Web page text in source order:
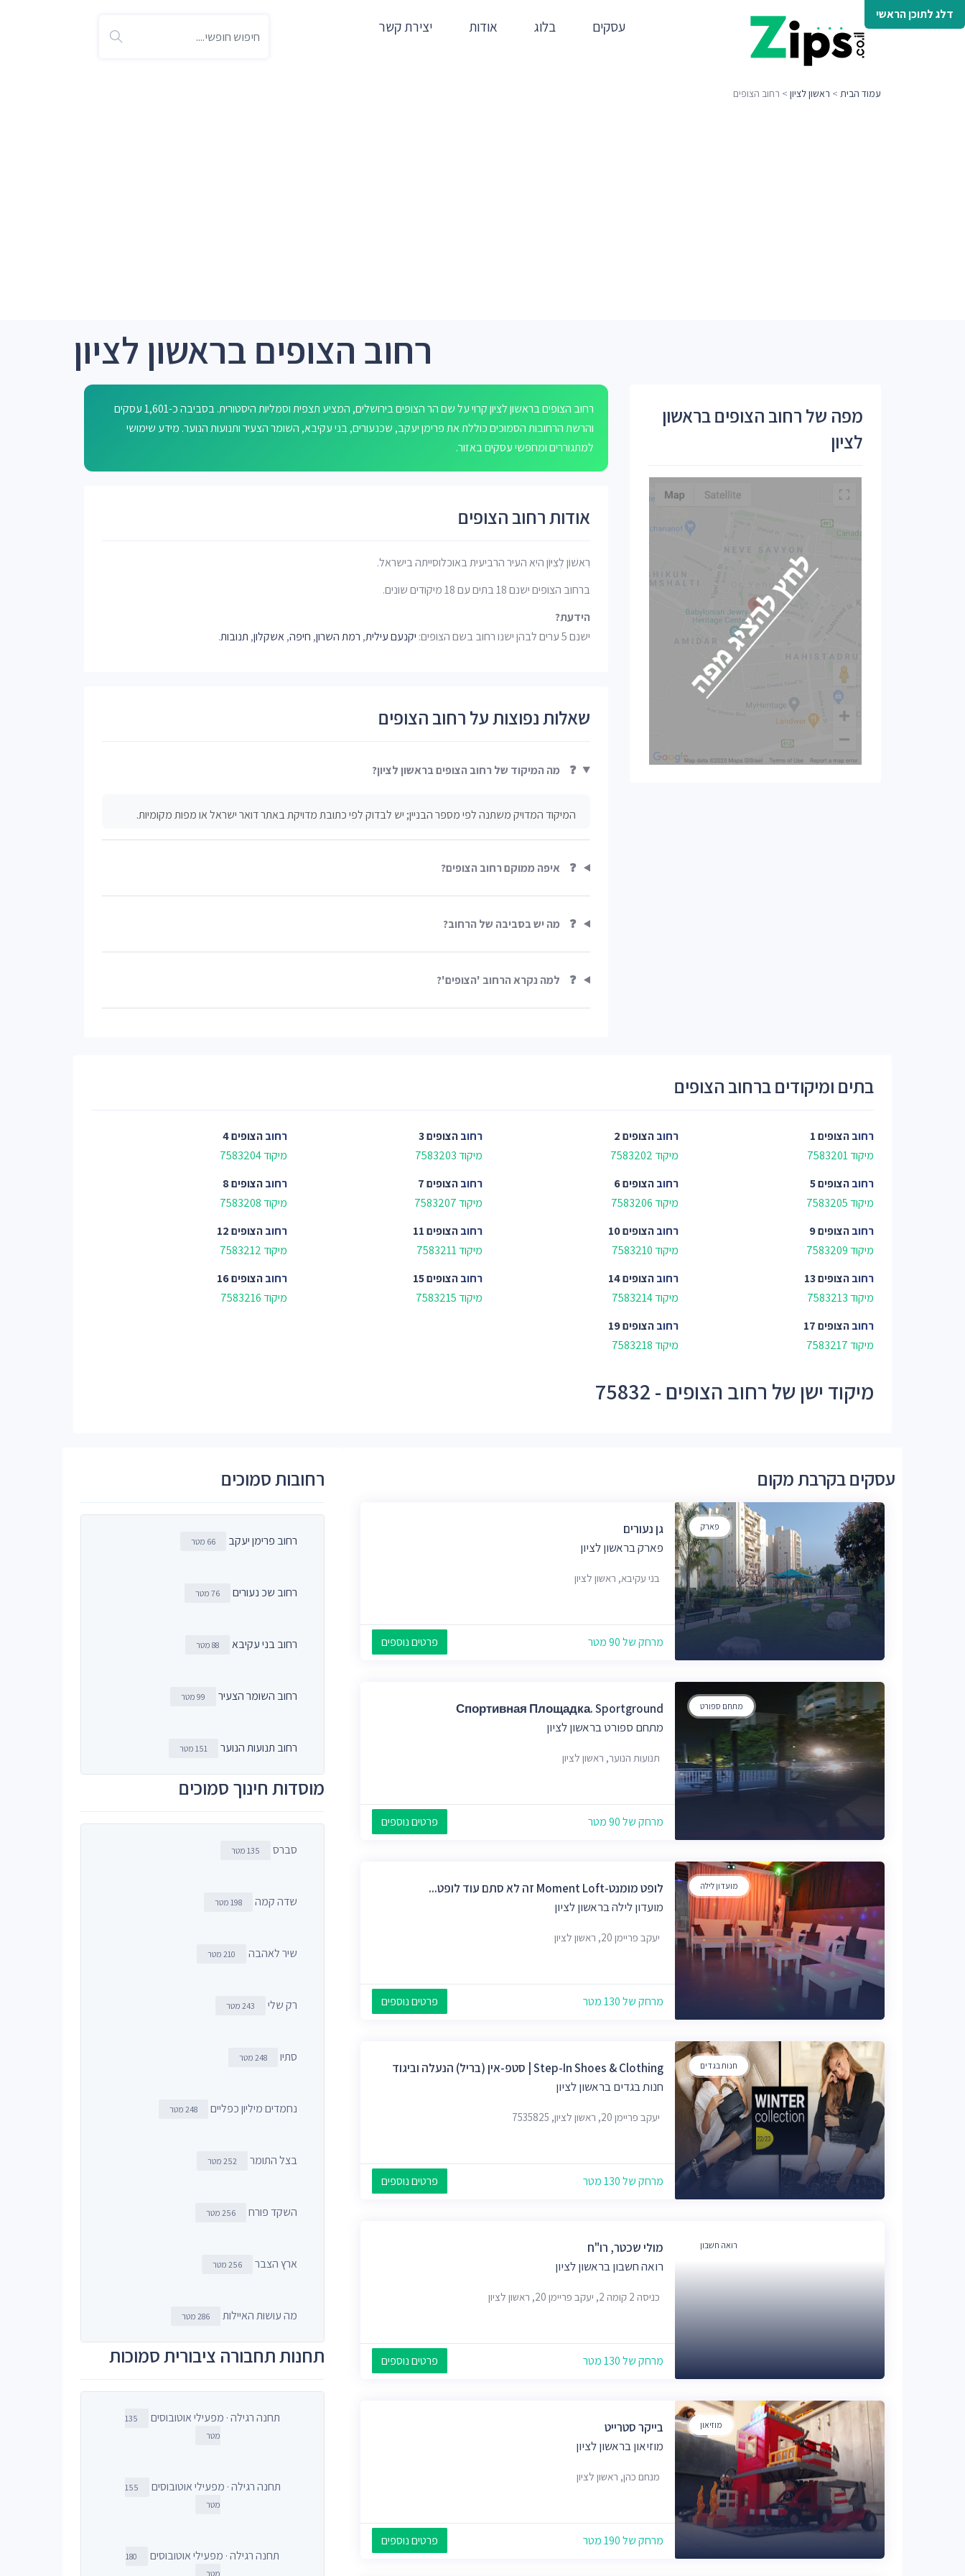
דלג לתוכן הראשי
עסקים בלוג אודות יצירת קשר
עמוד הבית > ראשון לציון > רחוב הצופים
רחוב הצופים בראשון לציון
רחוב הצופים בראשון לציון קרוי על שם הר הצופים בירושלים, המציע תצפית וסמליות היסטורית. בסביבה כ-1,601 עסקים
והרשת הרחובות הסמוכים כוללת את פרימן יעקב, שכנעורים, בני עקיבא, השומר הצעיר ותנועות הנוער. מידע שימושי
למתגוררים ומחפשי עסקים באזור.
אודות רחוב הצופים
רִאשׁוֹן לְצִיּוֹן היא העיר הרביעית באוכלוסייתה בישראל.
ברחוב הצופים ישנם 18 בתים עם 18 מיקודים שונים.
הידעת?
ישנם 5 ערים לבהן ישנו רחוב בשם הצופים:
יקנעם עילית, רמת השרון, חיפה,אשקלון, תנובות.
שאלות נפוצות על רחוב הצופים
❓ מה המיקוד של רחוב הצופים בראשון לציון?
המיקוד המדויק משתנה לפי מספר הבניין; יש לבדוק לפי כתובת מדויקת באתר דואר ישראל או מפות מקומיות.
❓ איפה ממוקם רחוב הצופים?
❓ מה יש בסביבה של הרחוב?
❓ למה נקרא הרחוב 'הצופים'?
מפה של רחוב הצופים בראשון
לציון
בתים ומיקודים ברחוב הצופים
רחובהצופים 1
מיקוד 7583201
רחובהצופים 2
מיקוד 7583202
רחובהצופים 3
מיקוד 7583203
רחובהצופים 4
מיקוד 7583204
רחובהצופים 5
מיקוד 7583205
רחובהצופים 6
מיקוד 7583206
רחובהצופים 7
מיקוד 7583207
רחובהצופים 8
מיקוד 7583208
רחובהצופים 9
מיקוד 7583209
רחובהצופים 10
מיקוד 7583210
רחובהצופים 11
מיקוד 7583211
רחובהצופים 12
מיקוד 7583212
רחובהצופים 13
מיקוד 7583213
רחובהצופים 14
מיקוד 7583214
רחובהצופים 15
מיקוד 7583215
רחובהצופים 16
מיקוד 7583216
רחובהצופים 17
מיקוד 7583217
רחובהצופים 19
מיקוד 7583218
מיקוד ישן של רחוב הצופים - 75832
עסקים בקרבת מקום
פארק
גן נעורים
פארק בראשון לציון
בני עקיבא, ראשון לציון
מרחק של 90 מטר פרטים נוספים
מתחם ספורט
Спортивная Площадка. Sportground
מתחם ספורט בראשון לציון
תנועות הנוער, ראשון לציון
מרחק של 90 מטר פרטים נוספים
מועדון לילה
לופט מומנט-Moment Loft זה לא סתם עוד לופט...
מועדון לילה בראשון לציון
יעקב פריימן 20, ראשון לציון
מרחק של 130 מטר פרטים נוספים
חנות בגדים
Step-In Shoes & Clothing | סטפ-אין (בריל) הנעלה וביגוד
חנות בגדים בראשון לציון
יעקב פריימן 20, ראשון לציון, 7535825
מרחק של 130 מטר פרטים נוספים
רואה חשבון
מולי שכטר, רו"ח
רואה חשבון בראשון לציון
כניסה 2 קומה 2, יעקב פריימן 20, ראשון לציון
מרחק של 130 מטר פרטים נוספים
מוזיאון
בייקר סטרייט
מוזיאון בראשון לציון
מנחם כהן, ראשון לציון
מרחק של 190 מטר פרטים נוספים
רחובות סמוכים
רחוב פרימן יעקב 66 מטר
רחוב שכ נעורים 76 מטר
רחוב בני עקיבא 88 מטר
רחוב השומר הצעיר 99 מטר
רחוב תנועות הנוער 151 מטר
מוסדות חינוך סמוכים
סברס 135 מטר
שדה קמה 198 מטר
שיר לאהבה 210 מטר
רק שלי 243 מטר
סתיו 248 מטר
נחמדים מיליון כפליים 248 מטר
בצל התומר 252 מטר
השקד פורח 256 מטר
ארץ הצבר 256 מטר
מה עושות האיילות 286 מטר
תחנות תחבורה ציבורית סמוכות
תחנה רגילה · מפעילי אוטובוסים
135
מטר
תחנה רגילה · מפעילי אוטובוסים
155
מטר
תחנה רגילה · מפעילי אוטובוסים
180
מטר